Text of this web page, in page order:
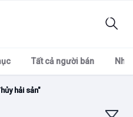
Tất cả người bán
hải sản"